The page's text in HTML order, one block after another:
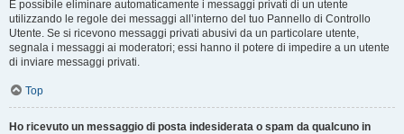
È possibile eliminare automaticamente i messaggi privati ​​di un utente
utilizzando le regole dei messaggi all’interno del tuo Pannello di Controllo
Utente. Se si ricevono messaggi privati ​​abusivi da un particolare utente,
segnala i messaggi ai moderatori; essi hanno il potere di impedire a un utente
di inviare messaggi privati​​.
Top
Ho ricevuto un messaggio di posta indesiderata o spam da qualcuno in